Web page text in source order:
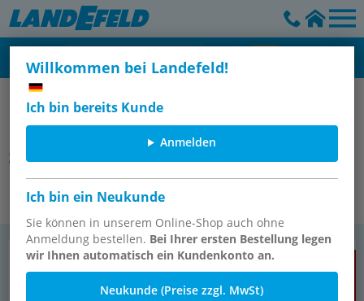
Willkommen bei Landefeld!
Ich bin bereits Kunde
Anmelden
Ich bin ein Neukunde
Sie können in unserem Online-Shop auch ohne
Anmeldung bestellen. Bei Ihrer ersten Bestellung legen
wir Ihnen automatisch ein Kundenkonto an.
Neukunde (Preise zzgl. MwSt)
Industriebedarf (Dichtungen,
Schmiermittel, Wälzlager, Riemen,
Klebstoffe, Normteile & andere)
Dicht­bän­der & Dich­tungs­flachs
TOPSELLER
Dicht­rin­ge, Schutz­kap­pen &
Schutz­stop­fen